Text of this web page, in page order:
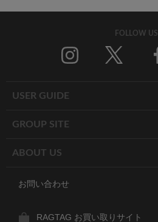
FOLLOW US
USER GUIDE
GROUP SITE
ABOUT US
お問い合わせ
RAGTAG お買い取りサイト